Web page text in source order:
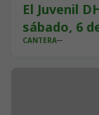
El Juvenil
sábado, 6
CANTERA